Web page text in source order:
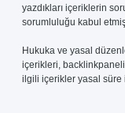
yazdıkları içeriklerin
sorumluluğu kabul etmiş
Hukuka ve yasal
içerikleri,
ilgili içerikler yasal süre